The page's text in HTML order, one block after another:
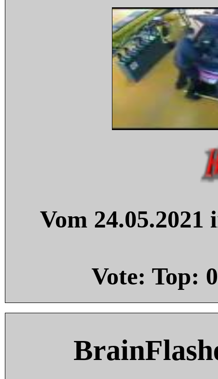
Vom
Vote: Top: 0